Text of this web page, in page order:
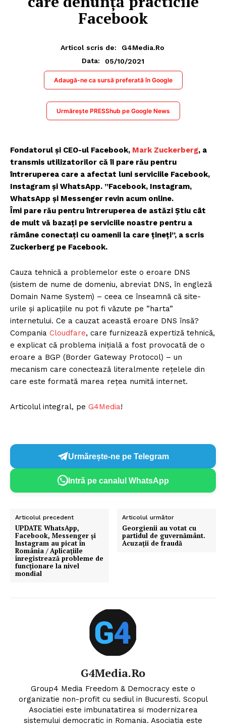
Facebook
Articol scris de:
G4Media.ro
Data:
05/10/2021
Adaugă-ne ca sursă preferată în Google
Urmărește PRESShub pe Google News
Fondatorul şi CEO-ul Facebook, Mark Zuckerberg, a
transmis utilizatorilor că îi pare rău pentru
întreruperea care a afectat luni serviciile Facebook,
Instagram şi WhatsApp. ”Facebook, Instagram,
WhatsApp şi Messenger revin acum online.
Îmi pare rău pentru întreruperea de astăzi Ştiu cât
de mult vă bazaţi pe serviciile noastre pentru a
rămâne conectaţi cu oamenii la care ţineţi”, a scris
Zuckerberg pe Facebook.
Cauza tehnică a problemelor este o eroare DNS
(sistem de nume de domeniu, abreviat DNS, în engleză
Domain Name System) – ceea ce înseamnă că site-
urile și aplicațiile nu pot fi văzute pe ”harta”
internetului. Ce a cauzat această eroare DNS însă?
Compania Cloudfare, care furnizează expertiză tehnică,
e explicat că problema inițială a fost provocată de o
eroare a BGP (Border Gateway Protocol) – un
mecanism care conectează literalmente rețelele din
care este formată marea rețea numită internet.
Articolul integral, pe G4Media!
Urmărește-ne pe Telegram
Intră pe canalul WhatsApp
Articolul precedent
UPDATE WhatsApp,
Facebook, Messenger și
Instagram au picat în
România / Aplicațiile
înregistrează probleme de
funcționare la nivel
mondial
Articolul următor
Georgienii au votat cu
partidul de guvernământ.
Acuzații de fraudă
G4Media.ro
Group4 Media Freedom & Democracy este o
organizatie non-profit cu sediul in Bucuresti. Scopul
Asociatiei este imbunatatirea si modernizarea
sistemului democratic in Romania. Asociatia este